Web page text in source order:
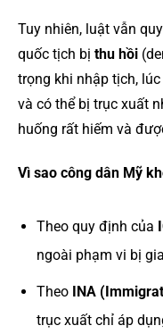
Tuy nhiên, luật vẫn
quốc tịch bị thu hồi
trọng khi nhập tịch,
và có thể bị trục xuất
huống rất hiếm và
Vì sao công dân Mỹ
Theo quy định của
ngoài phạm vi bị
Theo INA
trục xuất chỉ áp